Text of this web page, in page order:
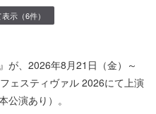
示（6件）
が、2026年8月21日（金）～
ェスティヴァル 2026にて上演
公演あり）。